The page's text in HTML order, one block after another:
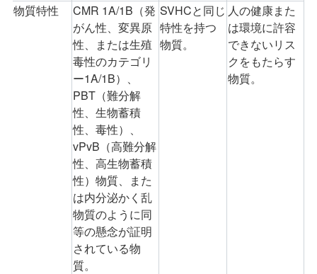
物質特性 CMR 1A/1B （発
がん性、変異原
性、または生殖
毒性のカテゴリ
ー1A/1B）、
PBT（難分解
性、生物蓄積
性、毒性）、
vPvB （高難分解
性、高生物蓄積
性）物質、また
は内分泌かく乱
物質のように同
等の懸念が証明
されている物
質。
SVHCと同じ
特性を持つ
物質。
人の健康また
は環境に許容
できないリス
クをもたらす
物質。